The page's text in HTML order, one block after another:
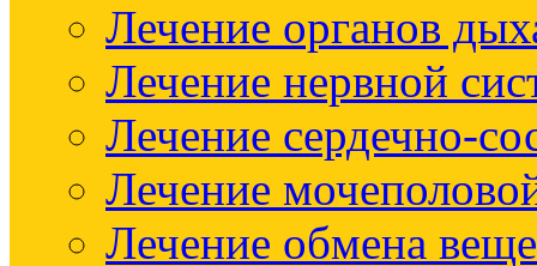
Лечение органов
Лечение нервной
Лечение сердечно-
Лечение
Лечение обмена